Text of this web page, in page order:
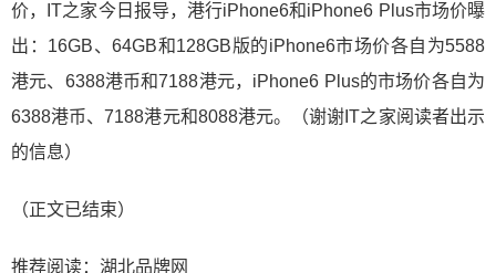
价，IT之家今日报导，港行iPhone6和iPhone6 Plus市场价曝
出：16GB、64GB和128GB版的iPhone6市场价各自为5588
港元、6388港币和7188港元，iPhone6 Plus的市场价各自为
6388港币、7188港元和8088港元。（谢谢IT之家阅读者出示
的信息）
（正文已结束）
推荐阅读： 湖北品牌网